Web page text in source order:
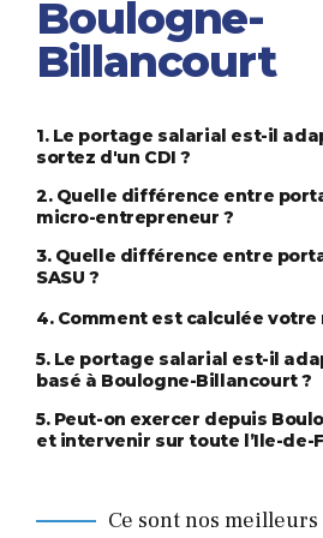
Boulogne-
Billancourt
1. Le portage salarial est-il
sortez d'un CDI ?
2. Quelle différence entre
micro-entrepreneur ?
3. Quelle différence entre
SASU ?
4. Comment est calculée
5. Le portage salarial est-il
basé à Boulogne-Billancourt ?
5. Peut-on exercer depuis
et intervenir sur toute l’Ile-de-
Ce sont nos meilleurs